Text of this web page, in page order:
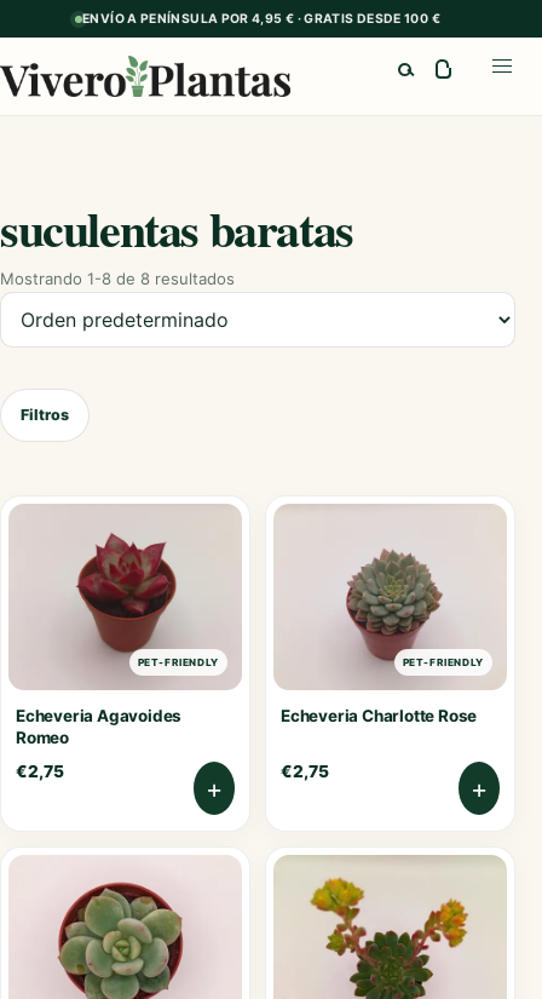
ENVÍO A PENÍNSULA POR 4,95 € · GRATIS DESDE 100 €
suculentas baratas
Mostrando 1-8 de 8 resultados
Ordenar productos
Filtros
PET-FRIENDLY
Echeveria Agavoides
Romeo
€2,75
+
PET-FRIENDLY
Echeveria Charlotte Rose
€2,75
+